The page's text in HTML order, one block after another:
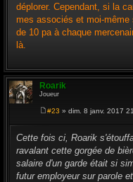
déplorer. Cependant, si la
mes associés et moi-
de 10 pa à chaque
là.
Roarik
Joueur
s
s
a
g
e
#23 » dim. 8 janv. 2017
Cette fois ci, Roarik
ravalant cette gorgée de
salaire d'un garde était si
futur employeur sur parole